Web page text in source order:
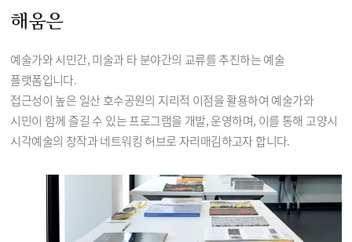
해움은
예술가와 시민간, 미술과 타 분야간의 교류를 추진하는 예술
플랫폼입니다.
접근성이 높은 일산 호수공원의 지리적 이점을 활용하여 예술가와
시민이 함께 즐길 수 있는 프로그램을 개발, 운영하며, 이를 통해 고양시
시각예술의 창작과 네트워킹 허브로 자리매김하고자 합니다.